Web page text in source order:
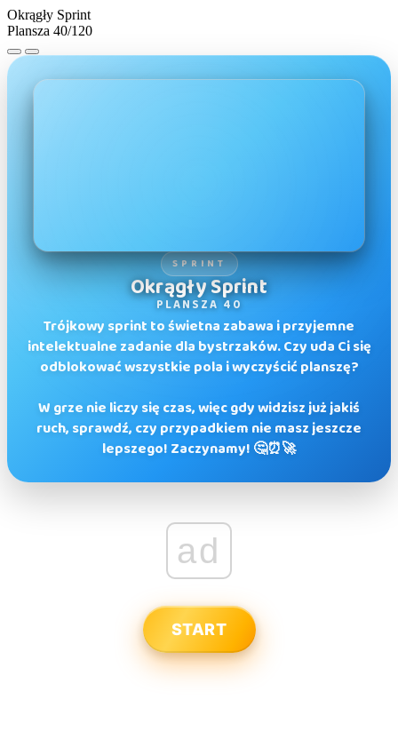
Okrągły Sprint
Plansza 40/120
SPRINT
Okrągły Sprint
PLANSZA 40
Trójkowy sprint to świetna zabawa i przyjemne
intelektualne zadanie dla bystrzaków. Czy uda Ci się
odblokować wszystkie pola i wyczyścić planszę?
W grze nie liczy się czas, więc gdy widzisz już jakiś
ruch, sprawdź, czy przypadkiem nie masz jeszcze
lepszego! Zaczynamy! 🤔⏰🚀
ad
START